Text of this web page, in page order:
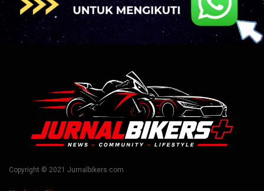
Copyright © 2021 Jurnalbikers.com